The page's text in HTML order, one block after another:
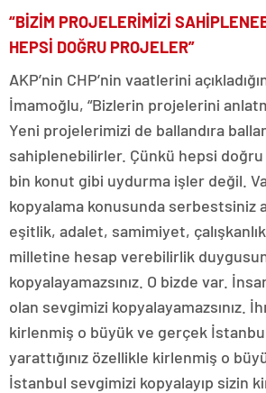
“BİZİM PROJELERİMİZİ
HEPSİ DOĞRU PROJELER”
AKP’nin CHP’nin vaatlerini
İmamoğlu, “Bizlerin projelerini
Yeni projelerimizi de ballandıra
sahiplenebilirler. Çünkü hepsi
bin konut gibi uydurma işler değil.
kopyalama konusunda serbestsiniz
eşitlik, adalet, samimiyet,
milletine hesap verebilirlik
kopyalayamazsınız. O bizde var.
olan sevgimizi kopyalayamazsınız.
kirlenmiş o büyük ve gerçek
yarattığınız özellikle kirlenmiş o
İstanbul sevgimizi kopyalayıp sizin